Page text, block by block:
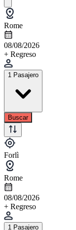
Rome
08/08/2026
+ Regreso
1 Pasajero
Buscar
Forlì
Rome
08/08/2026
+ Regreso
1 Pasajero